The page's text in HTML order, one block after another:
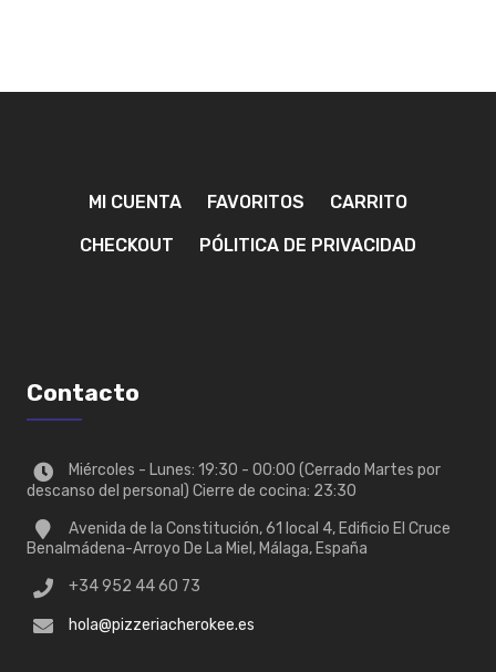
MI CUENTA FAVORITOS CARRITO
CHECKOUT PÓLITICA DE PRIVACIDAD
Contacto
Miércoles - Lunes: 19:30 - 00:00 (Cerrado Martes por
descanso del personal) Cierre de cocina: 23:30
Avenida de la Constitución, 61 local 4, Edificio El Cruce
Benalmádena-Arroyo De La Miel, Málaga, España
+34 952 44 60 73
hola@pizzeriacherokee.es